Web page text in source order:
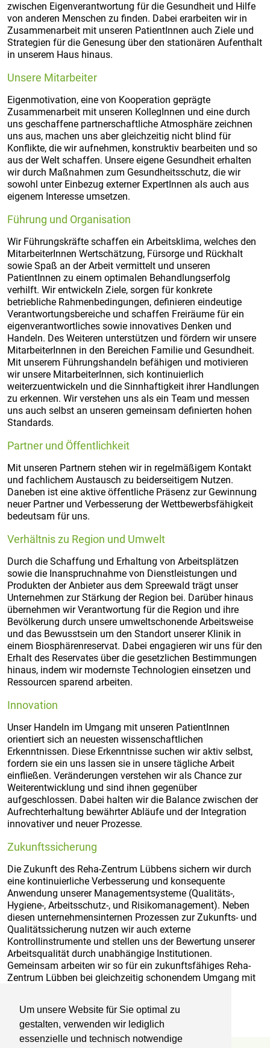
Um unsere Website für Sie optimal zu
gestalten, verwenden wir lediglich
essenzielle und technisch notwendige
zwischen Eigenverantwortung für die Gesundheit und Hilfe
von anderen Menschen zu finden. Dabei erarbeiten wir in
Zusammenarbeit mit unseren PatientInnen auch Ziele und
Strategien für die Genesung über den stationären Aufenthalt
in unserem Haus hinaus.
Unsere Mitarbeiter
Eigenmotivation, eine von Kooperation geprägte
Zusammenarbeit mit unseren KollegInnen und eine durch
uns geschaffene partnerschaftliche Atmosphäre zeichnen
uns aus, machen uns aber gleichzeitig nicht blind für
Konflikte, die wir aufnehmen, konstruktiv bearbeiten und so
aus der Welt schaffen. Unsere eigene Gesundheit erhalten
wir durch Maßnahmen zum Gesundheitsschutz, die wir
sowohl unter Einbezug externer ExpertInnen als auch aus
eigenem Interesse umsetzen.
Führung und Organisation
Wir Führungskräfte schaffen ein Arbeitsklima, welches den
MitarbeiterInnen Wertschätzung, Fürsorge und Rückhalt
sowie Spaß an der Arbeit vermittelt und unseren
PatientInnen zu einem optimalen Behandlungserfolg
verhilft. Wir entwickeln Ziele, sorgen für konkrete
betriebliche Rahmenbedingungen, definieren eindeutige
Verantwortungsbereiche und schaffen Freiräume für ein
eigenverantwortliches sowie innovatives Denken und
Handeln. Des Weiteren unterstützen und fördern wir unsere
MitarbeiterInnen in den Bereichen Familie und Gesundheit.
Mit unserem Führungshandeln befähigen und motivieren
wir unsere MitarbeiterInnen, sich kontinuierlich
weiterzuentwickeln und die Sinnhaftigkeit ihrer Handlungen
zu erkennen. Wir verstehen uns als ein Team und messen
uns auch selbst an unseren gemeinsam definierten hohen
Standards.
Partner und Öffentlichkeit
Mit unseren Partnern stehen wir in regelmäßigem Kontakt
und fachlichem Austausch zu beiderseitigem Nutzen.
Daneben ist eine aktive öffentliche Präsenz zur Gewinnung
neuer Partner und Verbesserung der Wettbewerbsfähigkeit
bedeutsam für uns.
Verhältnis zu Region und Umwelt
Durch die Schaffung und Erhaltung von Arbeitsplätzen
sowie die Inanspruchnahme von Dienstleistungen und
Produkten der Anbieter aus dem Spreewald trägt unser
Unternehmen zur Stärkung der Region bei. Darüber hinaus
übernehmen wir Verantwortung für die Region und ihre
Bevölkerung durch unsere umweltschonende Arbeitsweise
und das Bewusstsein um den Standort unserer Klinik in
einem Biosphärenreservat. Dabei engagieren wir uns für den
Erhalt des Reservates über die gesetzlichen Bestimmungen
hinaus, indem wir modernste Technologien einsetzen und
Ressourcen sparend arbeiten.
Innovation
Unser Handeln im Umgang mit unseren PatientInnen
orientiert sich an neuesten wissenschaftlichen
Erkenntnissen. Diese Erkenntnisse suchen wir aktiv selbst,
fordern sie ein uns lassen sie in unsere tägliche Arbeit
einfließen. Veränderungen verstehen wir als Chance zur
Weiterentwicklung und sind ihnen gegenüber
aufgeschlossen. Dabei halten wir die Balance zwischen der
Aufrechterhaltung bewährter Abläufe und der Integration
innovativer und neuer Prozesse.
Zukunftssicherung
Die Zukunft des Reha-Zentrum Lübbens sichern wir durch
eine kontinuierliche Verbesserung und konsequente
Anwendung unserer Managementsysteme (Qualitäts-,
Hygiene-, Arbeitsschutz-, und Risikomanagement). Neben
diesen unternehmensinternen Prozessen zur Zukunfts- und
Qualitätssicherung nutzen wir auch externe
Kontrollinstrumente und stellen uns der Bewertung unserer
Arbeitsqualität durch unabhängige Institutionen.
Gemeinsam arbeiten wir so für ein zukunftsfähiges Reha-
Zentrum Lübben bei gleichzeitig schonendem Umgang mit